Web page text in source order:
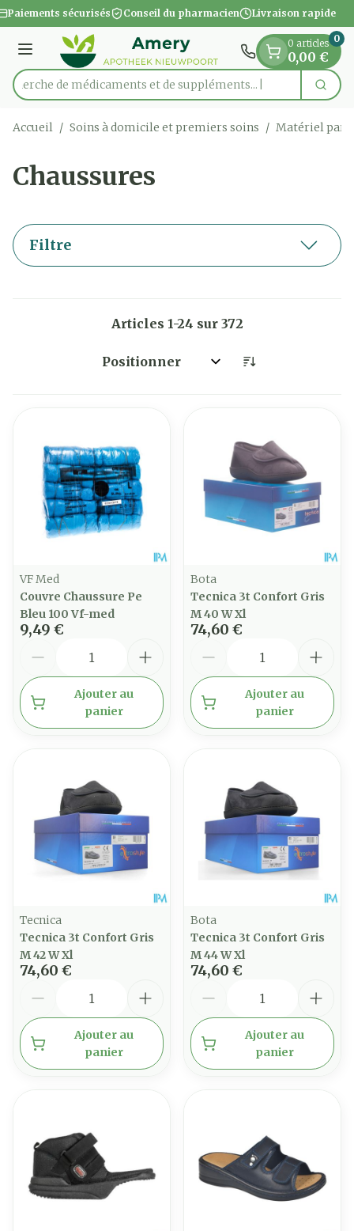
Aller au contenu
1 de 1
Paiements sécurisés Conseil du pharmacien Livraison rapide
Menu
Rechercher
Recherche de médicaments et
0 articles
0,00 €
0
Accueil / Soins à domicile et premiers soins / Matériel
Chaussures
Filtre
Articles 1-24 sur 372
Trier par:
VF Med
Couvre Chaussure Pe
Bleu 100 Vf-med
9,49 €
Ajouter au
panier
Bota
Tecnica 3t Confort Gris
M 40 W Xl
74,60 €
Ajouter au
panier
Tecnica
Tecnica 3t Confort Gris
M 42 W Xl
74,60 €
Ajouter au
panier
Bota
Tecnica 3t Confort Gris
M 44 W Xl
74,60 €
Ajouter au
panier